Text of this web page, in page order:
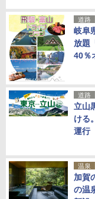
道路
岐阜
放題
40％
道路
立山
ける
運行
温泉
加賀
の温